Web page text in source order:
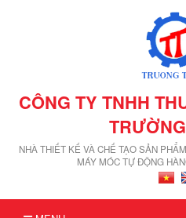
CÔNG TY TNHH
NHÀ THIẾT KẾ VÀ CHẾ TẠO SẢN
MÁY MÓC TỰ ĐỘNG